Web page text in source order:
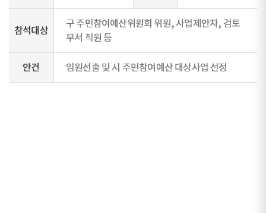
참석대상
구 주민참여예산위원회 위원, 사업제안자, 검토
부서 직원 등
안건 임원선출 및 시 주민참여예산 대상사업 선정